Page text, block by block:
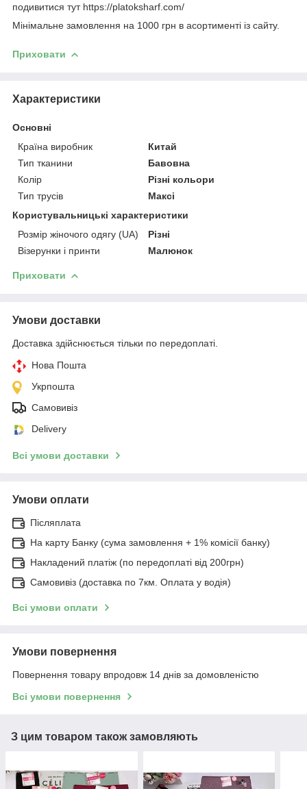
подивитися тут https://platoksharf.com/
Мінімальне замовлення на 1000 грн в асортименті із сайту.
Приховати
Характеристики
Основні
Країна виробник
Китай
Тип тканини
Бавовна
Колір
Різні кольори
Тип трусів
Максі
Користувальницькі характеристики
Розмір жіночого одягу (UA)
Різні
Візерунки і принти
Малюнок
Приховати
Умови доставки
Доставка здійснюється тільки по передоплаті.
Нова Пошта
Укрпошта
Самовивіз
Delivery
Всі умови доставки
Умови оплати
Післяплата
На карту Банку (сума замовлення + 1% комісії банку)
Накладений платіж (по передоплаті від 200грн)
Самовивіз (доставка по 7км. Оплата у водія)
Всі умови оплати
Умови повернення
Повернення товару впродовж 14 днів за домовленістю
Всі умови повернення
З цим товаром також замовляють